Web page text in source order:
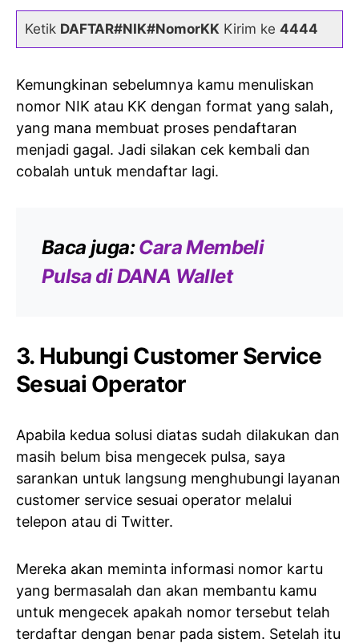
Ketik DAFTAR#NIK#NomorKK Kirim ke 4444
Kemungkinan sebelumnya kamu menuliskan
nomor NIK atau KK dengan format yang salah,
yang mana membuat proses pendaftaran
menjadi gagal. Jadi silakan cek kembali dan
cobalah untuk mendaftar lagi.
Baca juga:Cara Membeli
Pulsa di DANA Wallet
3. Hubungi Customer Service
Sesuai Operator
Apabila kedua solusi diatas sudah dilakukan dan
masih belum bisa mengecek pulsa, saya
sarankan untuk langsung menghubungi layanan
customer service sesuai operator melalui
telepon atau di Twitter.
Mereka akan meminta informasi nomor kartu
yang bermasalah dan akan membantu kamu
untuk mengecek apakah nomor tersebut telah
terdaftar dengan benar pada sistem. Setelah itu